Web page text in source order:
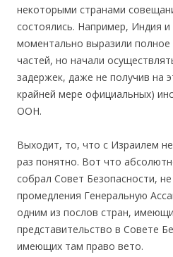
некоторыми странами
состоялись. Например, Индия
моментально выразили полное
частей, но начали
задержек, даже не получив на
крайней мере официальных)
ООН.
Выходит, то, что с Израилем
раз понятно. Вот что
собрал Совет Безопасности,
промедления Генеральную
одним из послов стран,
представительство в Совете
имеющих там право вето.